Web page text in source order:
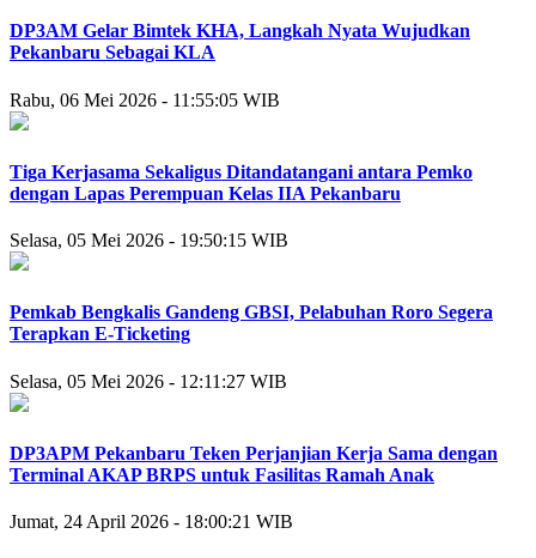
DP3AM Gelar Bimtek KHA, Langkah Nyata Wujudkan
Pekanbaru Sebagai KLA
Rabu, 06 Mei 2026 - 11:55:05 WIB
Tiga Kerjasama Sekaligus Ditandatangani antara Pemko
dengan Lapas Perempuan Kelas IIA Pekanbaru
Selasa, 05 Mei 2026 - 19:50:15 WIB
Pemkab Bengkalis Gandeng GBSI, Pelabuhan Roro Segera
Terapkan E-Ticketing
Selasa, 05 Mei 2026 - 12:11:27 WIB
DP3APM Pekanbaru Teken Perjanjian Kerja Sama dengan
Terminal AKAP BRPS untuk Fasilitas Ramah Anak
Jumat, 24 April 2026 - 18:00:21 WIB